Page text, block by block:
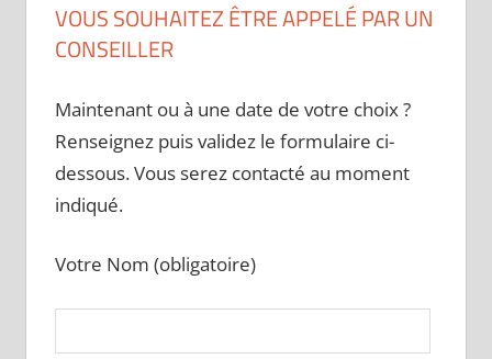
VOUS SOUHAITEZ ÊTRE APPELÉ PAR UN
CONSEILLER
Maintenant ou à une date de votre choix ?
Renseignez puis validez le formulaire ci-
dessous. Vous serez contacté au moment
indiqué.
Votre Nom (obligatoire)